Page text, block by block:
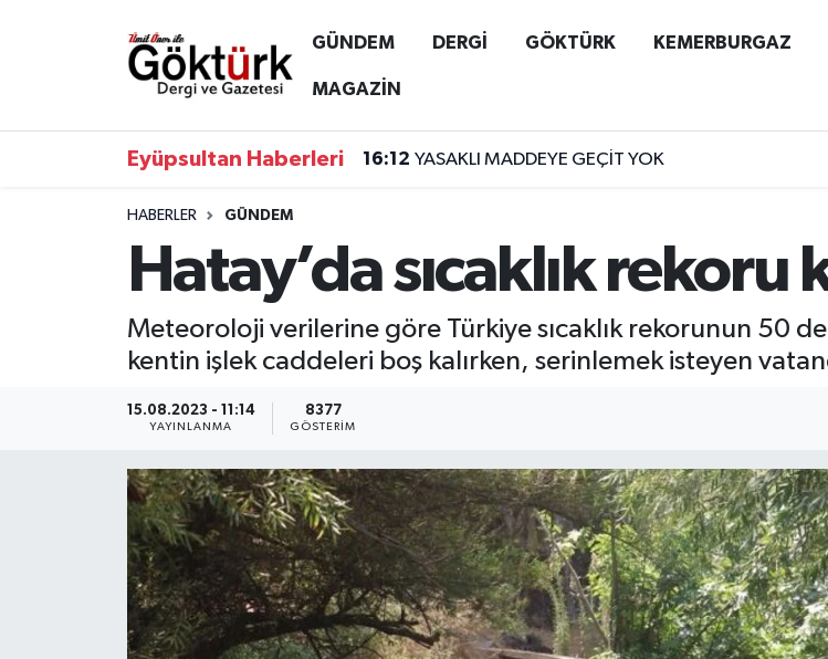
GÜNDEM DERGİ GÖKTÜRK KEMERBURGAZ
MAGAZİN
Eyüpsultan Haberleri 16:12 YASAKLI MADDEYE GEÇİT YOK
HABERLER GÜNDEM
Hatay’da sıcaklık rekoru
Meteoroloji verilerine göre Türkiye sıcaklık rekorunun 50
kentin işlek caddeleri boş kalırken, serinlemek isteyen
15.08.2023 - 11:14
YAYINLANMA
8377
GÖSTERIM
Anne Çocuk
EKONOMİ
GÖKTÜRK
GÜNDEM
KEMERBURGAZ
KÜLTÜR - SANAT
MAGAZİN
Eyüpsultan Hava Durumu
Haber Arşivi